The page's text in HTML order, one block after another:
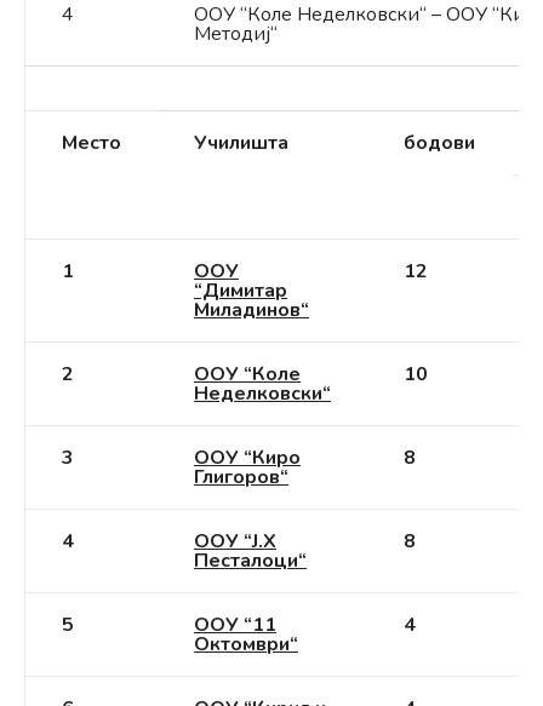
4 ООУ “Коле Неделковски“ – ООУ
Методиј“
Место Училишта бодови
1 ООУ
“Димитар
Миладинов“
12
2 ООУ “Коле
Неделковски“
10
3 ООУ “Киро
Глигоров“
8
4 ООУ “Ј.Х
Песталоци“
8
5 ООУ “11
Октомври“
4